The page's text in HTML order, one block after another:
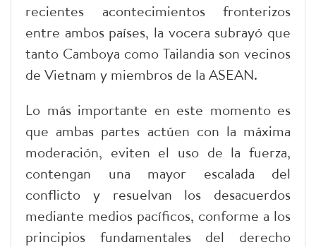
recientes acontecimientos fronterizos
entre ambos países, la vocera subrayó que
tanto Camboya como Tailandia son vecinos
de Vietnam y miembros de la ASEAN.
Lo más importante en este momento es
que ambas partes actúen con la máxima
moderación, eviten el uso de la fuerza,
contengan una mayor escalada del
conflicto y resuelvan los desacuerdos
mediante medios pacíficos, conforme a los
principios fundamentales del derecho